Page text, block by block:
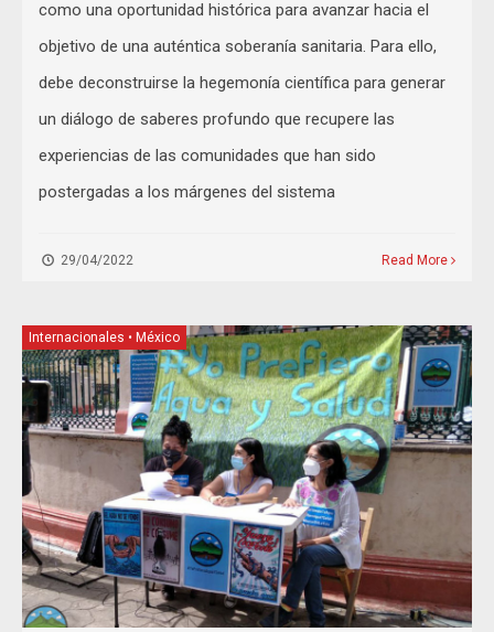
como una oportunidad histórica para avanzar hacia el
objetivo de una auténtica soberanía sanitaria. Para ello,
debe deconstruirse la hegemonía científica para generar
un diálogo de saberes profundo que recupere las
experiencias de las comunidades que han sido
postergadas a los márgenes del sistema
29/04/2022 Read More
Internacionales • México